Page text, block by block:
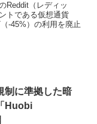
Reddit（レディッ
トである仮想通貨
-45%）の利用を廃止
制に準拠した暗
Huobi